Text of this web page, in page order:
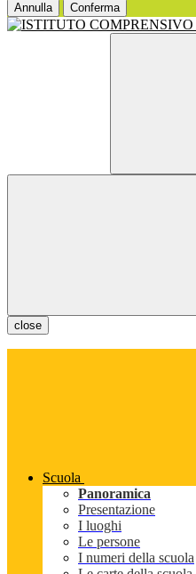
Annulla Conferma
close
Scuola
Panoramica
Presentazione
I luoghi
Le persone
I numeri della scuola